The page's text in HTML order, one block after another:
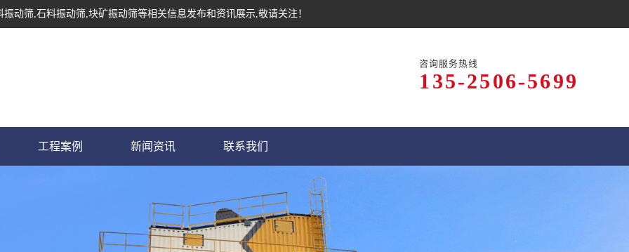
振动筛,石料振动筛,块矿振动筛等相关信息发布和资讯展示,敬请关注！
咨询服务热线
135-2506-5699
工程案例 新闻资讯 联系我们